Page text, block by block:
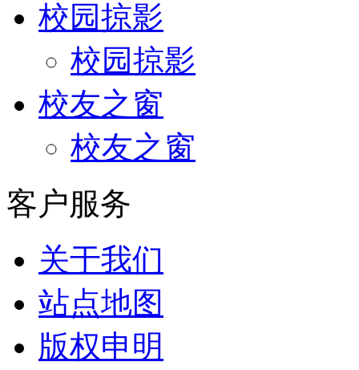
校园掠影
校园掠影
校友之窗
校友之窗
客户服务
关于我们
站点地图
版权申明